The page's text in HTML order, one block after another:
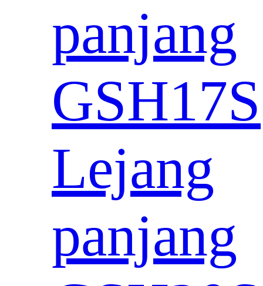
panjang
GSH17S
Lejang
panjang